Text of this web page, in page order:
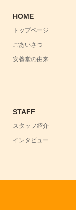
HOME
トップページ
ごあいさつ
安養堂の由来
STAFF
スタッフ紹介
インタビュー